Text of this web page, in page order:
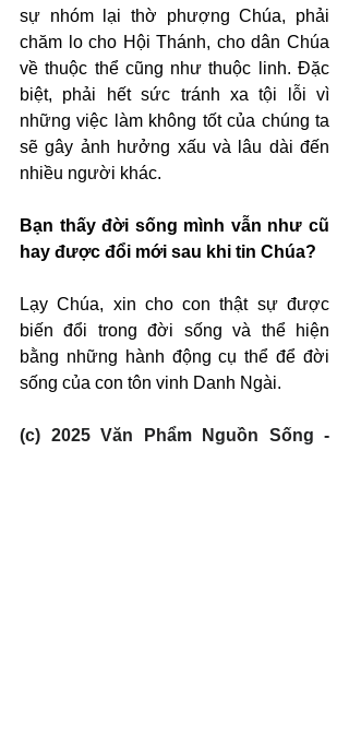
sự nhóm lại thờ phượng Chúa, phải
chăm lo cho Hội Thánh, cho dân Chúa
về thuộc thể cũng như thuộc linh. Đặc
biệt, phải hết sức tránh xa tội lỗi vì
những việc làm không tốt của chúng ta
sẽ gây ảnh hưởng xấu và lâu dài đến
nhiều người khác.
Bạn thấy đời sống mình vẫn như cũ
hay được đổi mới sau khi tin Chúa?
Lạy Chúa, xin cho con thật sự được
biến đổi trong đời sống và thể hiện
bằng những hành động cụ thể để đời
sống của con tôn vinh Danh Ngài.
(c) 2025 Văn Phẩm Nguồn Sống -